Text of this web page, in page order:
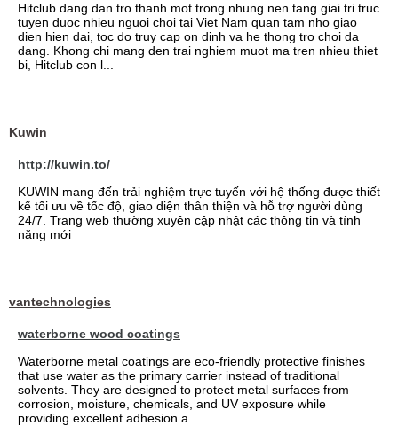
Hitclub dang dan tro thanh mot trong nhung nen tang giai tri truc
tuyen duoc nhieu nguoi choi tai Viet Nam quan tam nho giao
dien hien dai, toc do truy cap on dinh va he thong tro choi da
dang. Khong chi mang den trai nghiem muot ma tren nhieu thiet
bi, Hitclub con l...
Kuwin
http://kuwin.to/
KUWIN mang đến trải nghiệm trực tuyến với hệ thống được thiết
kế tối ưu về tốc độ, giao diện thân thiện và hỗ trợ người dùng
24/7. Trang web thường xuyên cập nhật các thông tin và tính
năng mới
vantechnologies
waterborne wood coatings
Waterborne metal coatings are eco-friendly protective finishes
that use water as the primary carrier instead of traditional
solvents. They are designed to protect metal surfaces from
corrosion, moisture, chemicals, and UV exposure while
providing excellent adhesion a...